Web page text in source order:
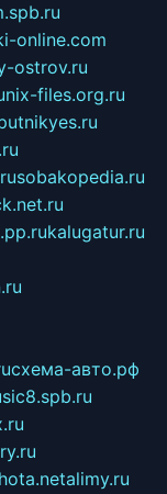
online.com
ostrov.ru
nix-files.org.ru
sobakopedia.ru
kalugatur.ru
схема-авто.рф
alimy.ru